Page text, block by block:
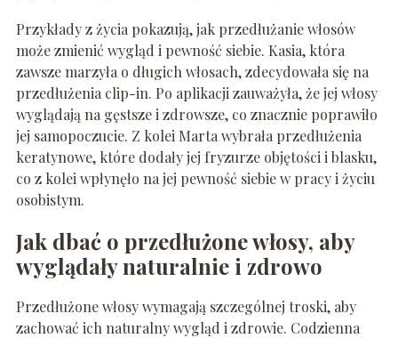
Przykłady z życia pokazują, jak przedłużanie włosów
może zmienić wygląd i pewność siebie. Kasia, która
zawsze marzyła o długich włosach, zdecydowała się na
przedłużenia clip-in. Po aplikacji zauważyła, że jej włosy
wyglądają na gęstsze i zdrowsze, co znacznie poprawiło
jej samopoczucie. Z kolei Marta wybrała przedłużenia
keratynowe, które dodały jej fryzurze objętości i blasku,
co z kolei wpłynęło na jej pewność siebie w pracy i życiu
osobistym.
Jak dbać o przedłużone włosy, aby
wyglądały naturalnie i zdrowo
Przedłużone włosy wymagają szczególnej troski, aby
zachować ich naturalny wygląd i zdrowie. Codzienna